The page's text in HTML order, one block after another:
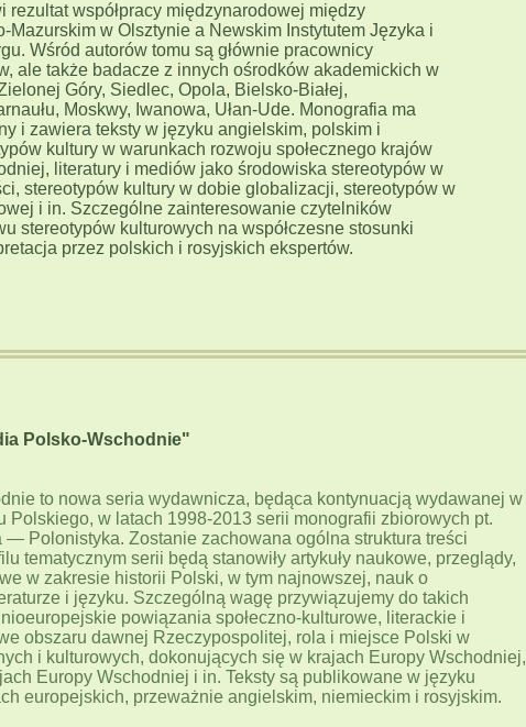
rezultat współpracy międzynarodowej między
Mazurskim w Olsztynie a Newskim Instytutem Języka i
Wśród autorów tomu są głównie pracownicy
ale także badacze z innych ośrodków akademickich w
Góry, Siedlec, Opola, Bielsko-Białej,
Moskwy, Iwanowa, Ułan-Ude. Monografia ma
i zawiera teksty w języku angielskim, polskim i
kultury w warunkach rozwoju społecznego krajów
literatury i mediów jako środowiska stereotypów w
stereotypów kultury w dobie globalizacji, stereotypów w
i in. Szczególne zainteresowanie czytelników
stereotypów kulturowych na współczesne stosunki
przez polskich i rosyjskich ekspertów.
Polsko-Wschodnie"
to nowa seria wydawnicza, będąca kontynuacją wydawanej w
Polskiego, w latach 1998-2013 serii monografii zbiorowych pt.
Polonistyka. Zostanie zachowana ogólna struktura treści
tematycznym serii będą stanowiły artykuły naukowe, przeglądy,
w zakresie historii Polski, w tym najnowszej, nauk o
i języku. Szczególną wagę przywiązujemy do takich
powiązania społeczno-kulturowe, literackie i
obszaru dawnej Rzeczypospolitej, rola i miejsce Polski w
i kulturowych, dokonujących się w krajach Europy Wschodniej,
Europy Wschodniej i in. Teksty są publikowane w języku
europejskich, przeważnie angielskim, niemieckim i rosyjskim.